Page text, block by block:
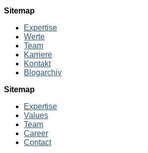
Sitemap
Expertise
Werte
Team
Karriere
Kontakt
Blogarchiv
Sitemap
Expertise
Values
Team
Career
Contact